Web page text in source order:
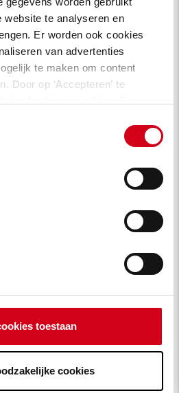
website te analyseren en
Er worden ook cookies
van advertenties
te maken om content
Door op ‘Accepteren’ te
toestaan
cookies
konden hier
een indruk te krijgen
ging gebeuren.